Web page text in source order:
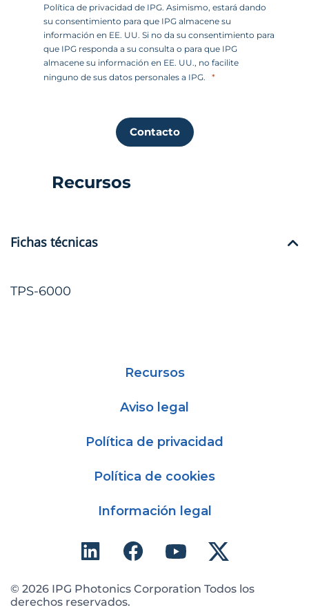
Política de privacidad de IPG. Asimismo, estará dando
su consentimiento para que IPG almacene su
información en EE. UU. Si no da su consentimiento para
que IPG responda a su consulta o para que IPG
almacene su información en EE. UU., no facilite
ninguno de sus datos personales a IPG.
Contacto
Recursos
Fichas técnicas
TPS-6000
Recursos
Aviso legal
Política de privacidad
Política de cookies
Información legal
© 2026 IPG Photonics Corporation Todos los
derechos reservados.